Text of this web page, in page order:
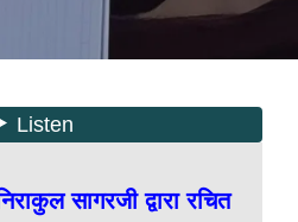
सागरजी द्वारा रचित